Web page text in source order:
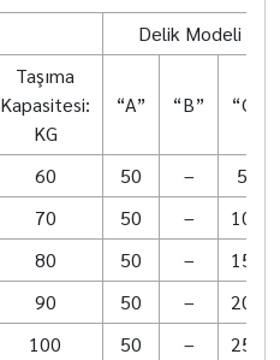
Delik Modeli
Taşıma
Kapasitesi:
KG
“A” “B” “C”
60 50 –
50
70 50 –
100
80 50 –
150
90 50 –
200
100 50 –
250